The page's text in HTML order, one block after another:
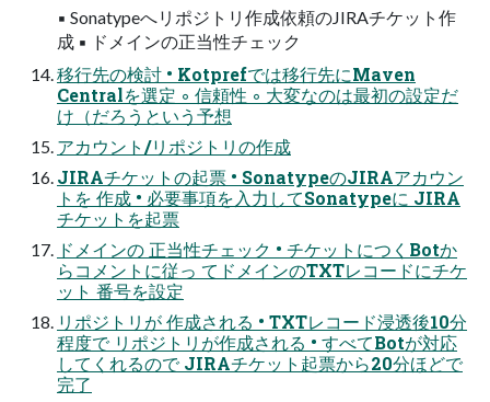
▪ Sonatypeへリポジトリ作成依頼のJIRAチケット作
成 ▪ ドメインの正当性チェック
移行先の検討 • Kotprefでは移行先にMaven
Centralを選定 ◦ 信頼性 ◦ 大変なのは最初の設定だ
け（だろうという予想
アカウント/リポジトリの作成
JIRAチケットの起票 • SonatypeのJIRAアカウン
トを 作成 • 必要事項を入力してSonatypeに JIRA
チケットを起票
ドメインの 正当性チェック • チケットにつくBotか
らコメントに従っ てドメインのTXTレコードにチケ
ット 番号を設定
リポジトリが 作成される • TXTレコード浸透後10分
程度で リポジトリが作成される • すべてBotが対応
してくれるので JIRAチケット起票から20分ほどで
完了